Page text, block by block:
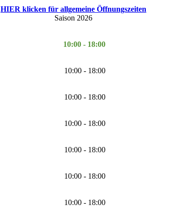
HIER klicken für allgemeine Öffnungszeiten
Saison 2026
10:00 - 18:00
10:00 - 18:00
10:00 - 18:00
10:00 - 18:00
10:00 - 18:00
10:00 - 18:00
10:00 - 18:00